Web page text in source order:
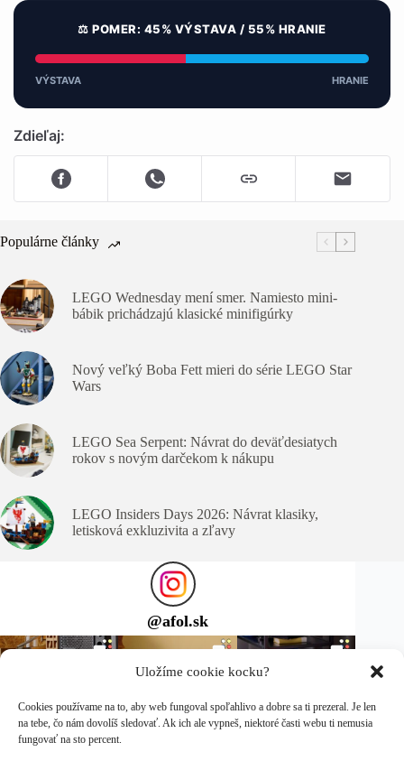
Uložíme cookie kocku?
Cookies používame na to, aby web fungoval spoľahlivo a dobre sa ti prezeral. Je len
na tebe, čo nám dovolíš sledovať. Ak ich ale vypneš, niektoré časti webu ti nemusia
fungovať na sto percent.
⚖️ POMER: 45% VÝSTAVA / 55% HRANIE
VÝSTAVA HRANIE
Zdieľaj:
Populárne články
LEGO Wednesday mení smer. Namiesto mini-
bábik prichádzajú klasické minifigúrky
Nový veľký Boba Fett mieri do série LEGO Star
Wars
LEGO Sea Serpent: Návrat do deväťdesiatych
rokov s novým darčekom k nákupu
LEGO Insiders Days 2026: Návrat klasiky,
letisková exkluzivita a zľavy
@afol.sk